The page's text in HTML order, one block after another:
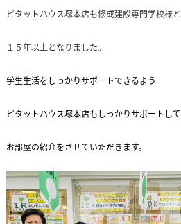
ピタットハウス塚本店も修成建設専門学校様
１５年以上となりました。
学生生活をしっかりサポートできるよう
ピタットハウス塚本店もしっかりサポートして
お部屋の紹介をさせていただきます。